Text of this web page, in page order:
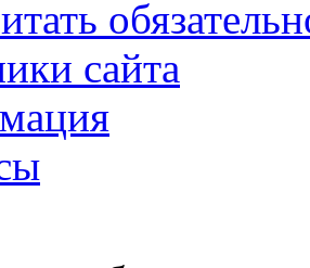
сайта